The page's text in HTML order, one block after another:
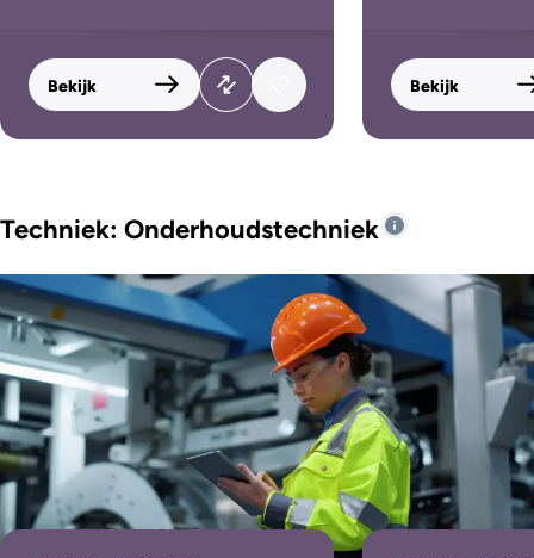
Bekijk Bekijk
Techniek: Onderhoudstechniek